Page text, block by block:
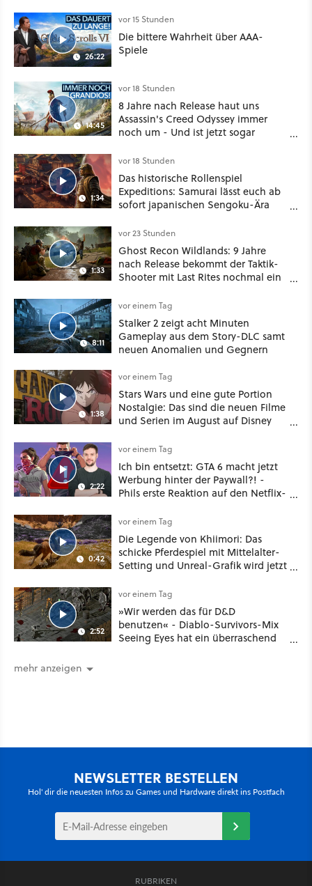
26:22
vor 15 Stunden
Die bittere Wahrheit über AAA-
Spiele
14:45
vor 18 Stunden
8 Jahre nach Release haut uns
Assassin's Creed Odyssey immer
noch um - Und ist jetzt sogar
1:34
vor 18 Stunden
Das historische Rollenspiel
Expeditions: Samurai lässt euch ab
sofort japanischen Sengoku-Ära
oder Diplomatie
1:33
vor 23 Stunden
Ghost Recon Wildlands: 9 Jahre
nach Release bekommt der Taktik-
Shooter mit Last Rites nochmal ein
8:11
vor einem Tag
Stalker 2 zeigt acht Minuten
Gameplay aus dem Story-DLC samt
neuen Anomalien und Gegnern
1:38
vor einem Tag
Stars Wars und eine gute Portion
Nostalgie: Das sind die neuen Filme
und Serien im August auf Disney
2:22
vor einem Tag
Ich bin entsetzt: GTA 6 macht jetzt
Werbung hinter der Paywall?! -
Phils erste Reaktion auf den Netflix-
0:42
vor einem Tag
Die Legende von Khiimori: Das
schicke Pferdespiel mit Mittelalter-
Setting und Unreal-Grafik wird jetzt
2:52
vor einem Tag
»Wir werden das für D&D
benutzen« - Diablo-Survivors-Mix
Seeing Eyes hat ein überraschend
mehr anzeigen
NEWSLETTER BESTELLEN
Hol' dir die neuesten Infos zu Games und Hardware direkt ins Postfach
RUBRIKEN